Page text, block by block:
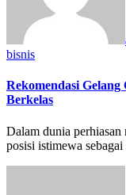
bisnis
Rekomendasi
Berkelas
Dalam dunia perhiasan modern, gelang tenis berlian menempati
posisi istimewa